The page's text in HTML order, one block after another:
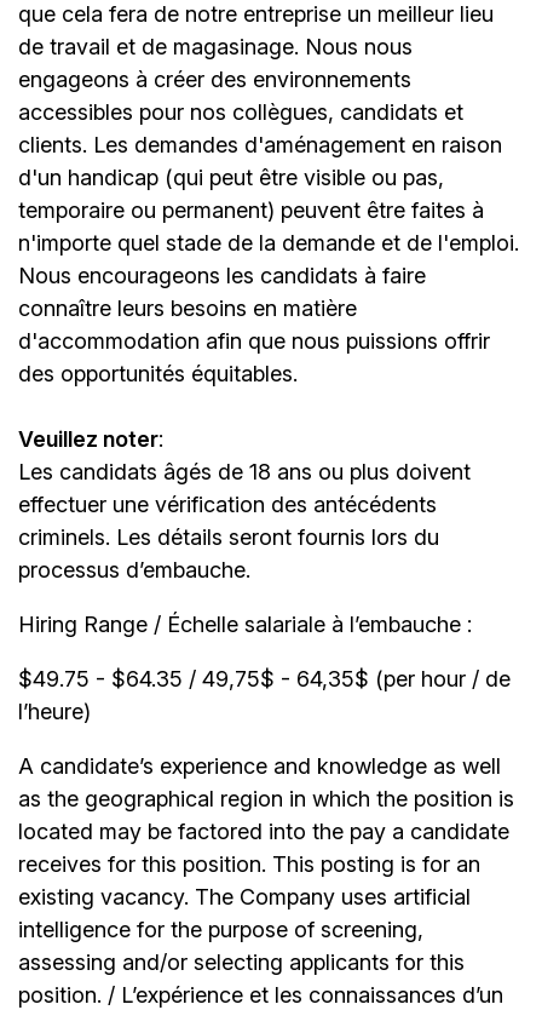
que cela fera de notre entreprise un meilleur lieu
de travail et de magasinage. Nous nous
engageons à créer des environnements
accessibles pour nos collègues, candidats et
clients. Les demandes d'aménagement en raison
d'un handicap (qui peut être visible ou pas,
temporaire ou permanent) peuvent être faites à
n'importe quel stade de la demande et de l'emploi.
Nous encourageons les candidats à faire
connaître leurs besoins en matière
d'accommodation afin que nous puissions offrir
des opportunités équitables.
Veuillez noter:
Les candidats âgés de 18 ans ou plus doivent
effectuer une vérification des antécédents
criminels. Les détails seront fournis lors du
processus d’embauche.
Hiring Range / Échelle salariale à l’embauche :
$49.75 - $64.35 / 49,75$ - 64,35$ (per hour / de
l’heure)
A candidate’s experience and knowledge as well
as the geographical region in which the position is
located may be factored into the pay a candidate
receives for this position. This posting is for an
existing vacancy. The Company uses artificial
intelligence for the purpose of screening,
assessing and/or selecting applicants for this
position. / L’expérience et les connaissances d’un